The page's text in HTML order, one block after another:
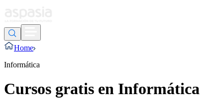
Home
Informática
Cursos gratis en Informática